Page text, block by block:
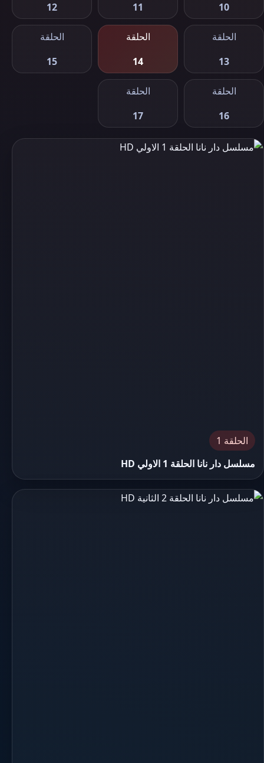
10
11
12
الحلقة
13
الحلقة
14
الحلقة
15
الحلقة
16
الحلقة
17
الحلقة 1
مسلسل دار نانا الحلقة 1 الاولي HD